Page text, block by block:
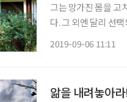
그는 망가진 몸을 고
다. 그 외엔 달리 선
2019-09-06 11:11
앎을 내려놓아